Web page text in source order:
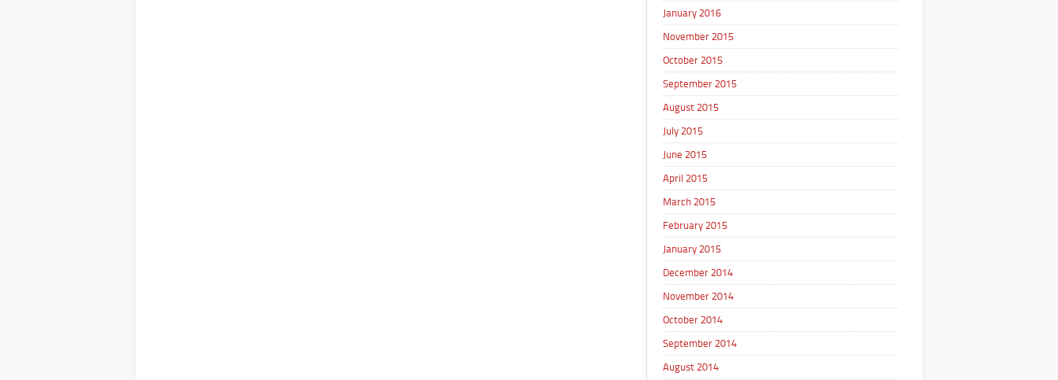
January 2016
November 2015
October 2015
September 2015
August 2015
July 2015
June 2015
April 2015
March 2015
February 2015
January 2015
December 2014
November 2014
October 2014
September 2014
August 2014